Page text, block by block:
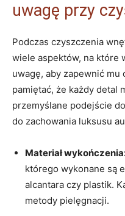
uwagę przy
Podczas czyszczenia
wiele aspektów, na które
uwagę, aby zapewnić
pamiętać, że każdy detal
przemyślane podejście
do zachowania luksusu
Materiał
którego wykonane są
alcantara czy plastik.
metody pielęgnacji.